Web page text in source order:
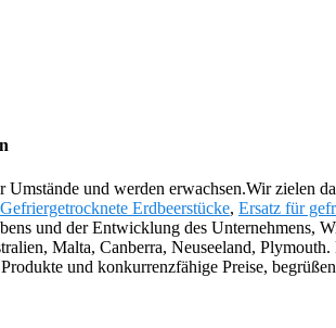
und werden erwachsen.Wir zielen
Gefriergetrocknete Erdbeerstücke, Ersatz für
und der Entwicklung des Unternehmens,
Malta, Canberra, Neuseeland,
und konkurrenzfähige Preise,